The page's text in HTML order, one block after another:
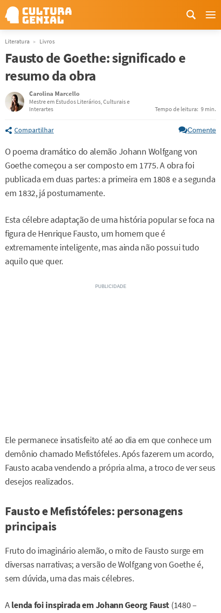
Literatura Livros
Fausto de Goethe: significado e
resumo da obra
Carolina Marcello
Mestre em Estudos Literários, Culturais e
Interartes
Tempo de leitura: 9 min.
Compartilhar Comente
O poema dramático do alemão Johann Wolfgang von
Goethe começou a ser composto em 1775. A obra foi
publicada em duas partes: a primeira em 1808 e a segunda
em 1832, já postumamente.
Esta célebre adaptação de uma história popular se foca na
figura de Henrique Fausto, um homem que é
extremamente inteligente, mas ainda não possui tudo
aquilo que quer.
Ele permanece insatisfeito até ao dia em que conhece um
demônio chamado Mefistófeles. Após fazerem um acordo,
Fausto acaba vendendo a própria alma, a troco de ver seus
desejos realizados.
Fausto e Mefistófeles: personagens
principais
Fruto do imaginário alemão, o mito de Fausto surge em
diversas narrativas; a versão de Wolfgang von Goethe é,
sem dúvida, uma das mais célebres.
Alenda foi inspirada em Johann Georg Faust (1480 –